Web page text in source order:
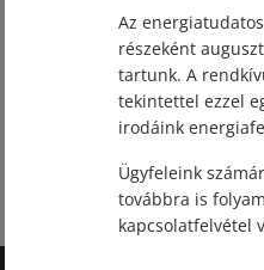
Az
részeként
tartunk. A
tekintettel ezzel
irodáink
Ügyfeleink
továbbra is
kapcsolatfelvétel